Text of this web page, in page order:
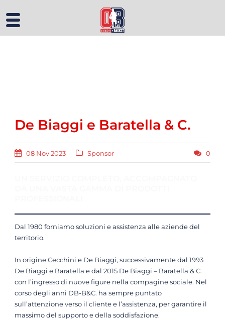
De Biaggi e Baratella & C.
08 Nov 2023 Sponsor 0
Dal 1980 forniamo soluzioni e assistenza alle aziende del
territorio.
In origine Cecchini e De Biaggi, successivamente dal 1993
De Biaggi e Baratella e dal 2015 De Biaggi – Baratella & C.
con l’ingresso di nuove figure nella compagine sociale. Nel
corso degli anni DB-B&C. ha sempre puntato
sull’attenzione verso il cliente e l’assistenza, per garantire il
massimo del supporto e della soddisfazione.